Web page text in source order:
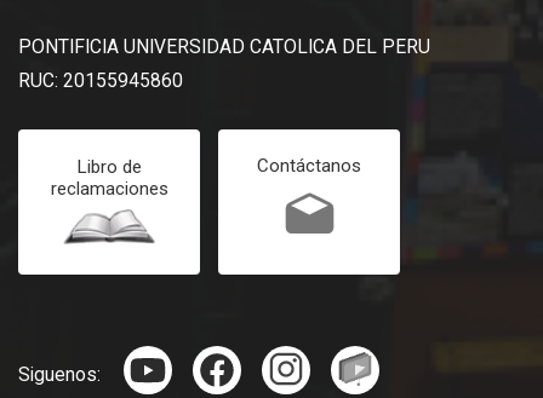
PONTIFICIA UNIVERSIDAD CATOLICA DEL PERU
RUC: 20155945860
Libro de
reclamaciones
Contáctanos
Siguenos: